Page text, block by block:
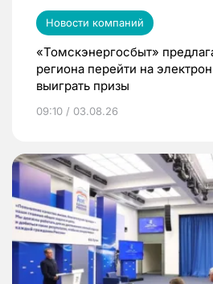
Новости компаний
«Томскэнергосбыт»
региона перейти на
выиграть призы
09:10 / 03.08.26